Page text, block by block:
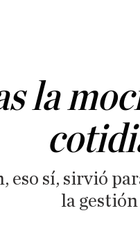
la
eso sí, sirvió
la